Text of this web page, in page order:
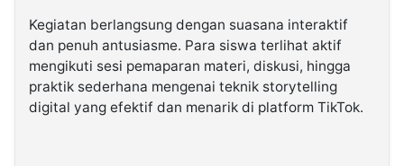
Kegiatan berlangsung dengan suasana interaktif
dan penuh antusiasme. Para siswa terlihat aktif
mengikuti sesi pemaparan materi, diskusi, hingga
praktik sederhana mengenai teknik storytelling
digital yang efektif dan menarik di platform TikTok.